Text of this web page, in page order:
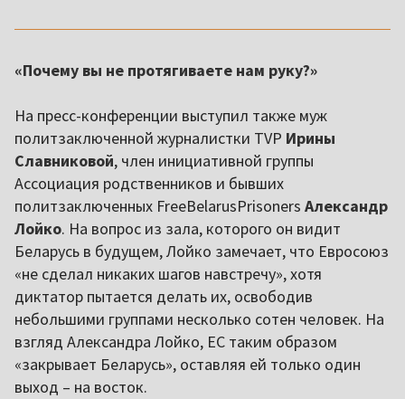
«Почему вы не протягиваете нам руку?»
На пресс-конференции выступил также муж
политзаключенной журналистки TVP Ирины
Славниковой, член инициативной группы
Ассоциация родственников и бывших
политзаключенных FreeBelarusPrisoners Александр
Лойко. На вопрос из зала, которого он видит
Беларусь в будущем, Лойко замечает, что Евросоюз
«не сделал никаких шагов навстречу», хотя
диктатор пытается делать их, освободив
небольшими группами несколько сотен человек. На
взгляд Александра Лойко, ЕС таким образом
«закрывает Беларусь», оставляя ей только один
выход – на восток.